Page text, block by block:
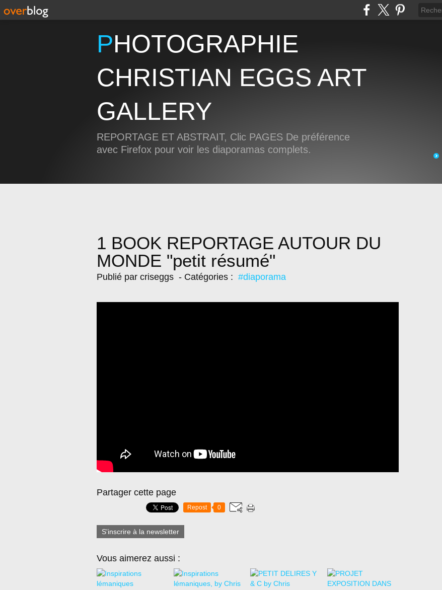
PHOTOGRAPHIE
CHRISTIAN EGGS ART
GALLERY
REPORTAGE ET ABSTRAIT, Clic PAGES De préférence
avec Firefox pour voir les diaporamas complets.
1 BOOK REPORTAGE AUTOUR DU
MONDE "petit résumé"
Publié par criseggs - Catégories : #diaporama
Partager cette page
Repost 0
S'inscrire à la newsletter
Vous aimerez aussi :